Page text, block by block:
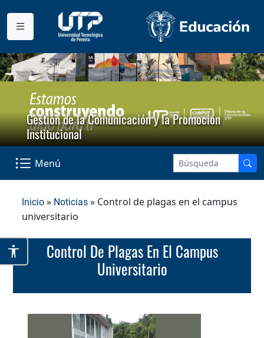
Gestión de la Comunicación y la Promoción
Institucional
Menú
Inicio » Noticias » Control de plagas en el campus
universitario
Control De Plagas En El Campus
Universitario